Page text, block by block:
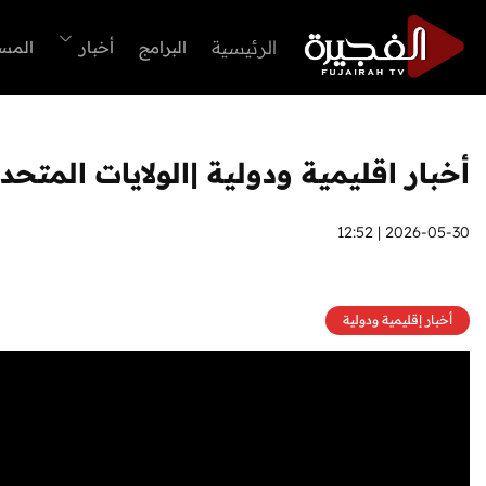
الرئيسية البرامج أخبار
أخبار اقليمية ودولية |الولايات
2026-05-30 | 12:52
أخبار إقليمية ودولية